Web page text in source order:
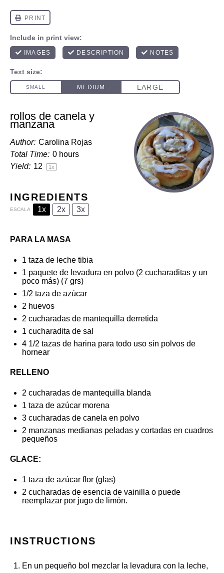
rollos de canela y
manzana
Author: Carolina Rojas
Total Time: 0 hours
Yield: 12 1x
INGREDIENTS
ESCALA 1x 2x 3x
PARA LA MASA
1 taza de leche tibia
1 paquete de levadura en polvo (2 cucharaditas y un
poco más) (7 grs)
1/2 taza de azúcar
2 huevos
2 cucharadas de mantequilla derretida
1 cucharadita de sal
4 1/2 tazas de harina para todo uso sin polvos de
hornear
RELLENO
2 cucharadas de mantequilla blanda
1 taza de azúcar morena
3 cucharadas de canela en polvo
2 manzanas medianas peladas y cortadas en cuadros
pequeños
GLACE:
1 taza de azúcar flor (glas)
2 cucharadas de esencia de vainilla o puede
reemplazar por jugo de limón.
INSTRUCTIONS
En un pequeño bol mezclar la levadura con la leche,